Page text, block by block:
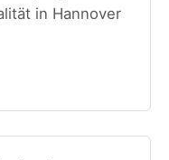
in Hannover